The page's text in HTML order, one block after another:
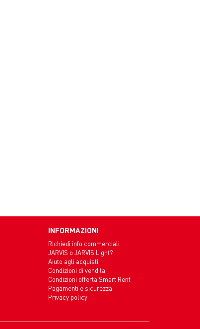
INFORMAZIONI
Richiedi info commerciali
JARVIS o JARVIS Light?
Aiuto agli acquisti
Condizioni di vendita
Condizioni offerta Smart Rent
Pagamenti e sicurezza
Privacy policy